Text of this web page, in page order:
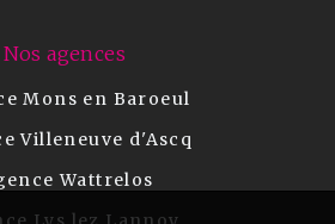
Nos agences
Mons en Baroeul
Villeneuve d'Ascq
Wattrelos